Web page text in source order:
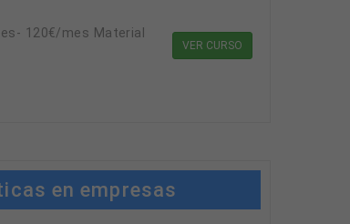
120€/mes Material
VER CURSO
en empresas